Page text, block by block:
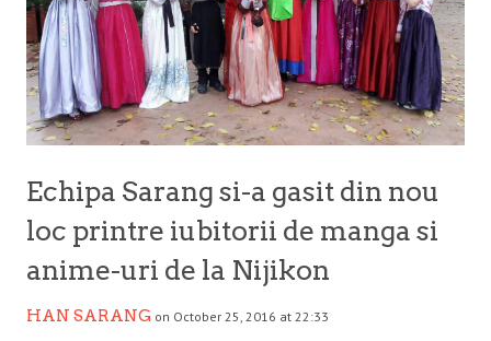
Echipa Sarang si-a gasit din nou
loc printre iubitorii de manga si
anime-uri de la Nijikon
HAN SARANG on October 25, 2016 at 22:33